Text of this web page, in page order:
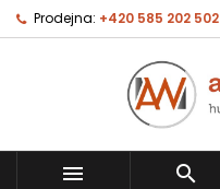
Prodejna: +420 585 202 502
 